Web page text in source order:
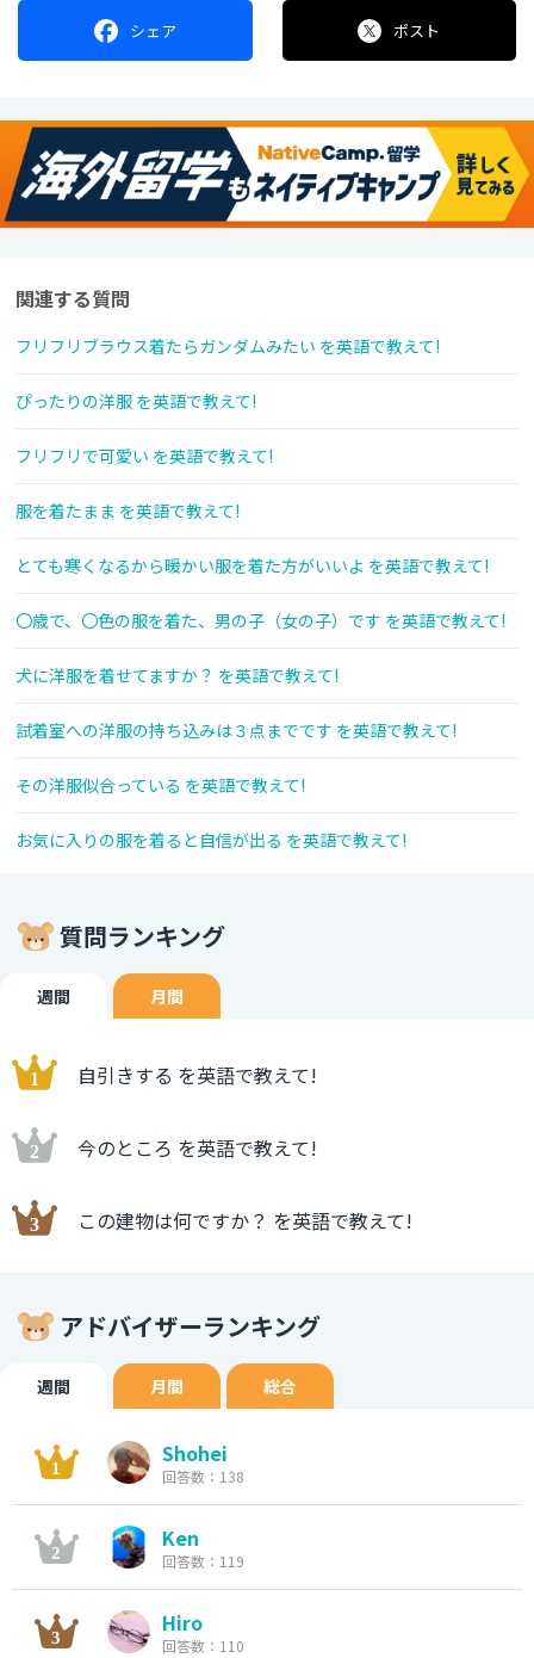
シェア ポスト
関連する質問
フリフリブラウス着たらガンダムみたい を英語で教えて!
ぴったりの洋服 を英語で教えて!
フリフリで可愛い を英語で教えて!
服を着たまま を英語で教えて!
とても寒くなるから暖かい服を着た方がいいよ を英語で教えて!
〇歳で、〇色の服を着た、男の子（女の子）です を英語で教えて!
犬に洋服を着せてますか？ を英語で教えて!
試着室への洋服の持ち込みは３点までです を英語で教えて!
その洋服似合っている を英語で教えて!
お気に入りの服を着ると自信が出る を英語で教えて!
質問ランキング
週間 月間
自引きする を英語で教えて!
今のところ を英語で教えて!
この建物は何ですか？ を英語で教えて!
アドバイザーランキング
週間 月間 総合
Shohei
回答数：138
Ken
回答数：119
Hiro
回答数：110